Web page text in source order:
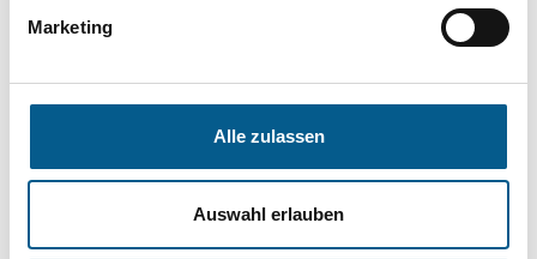
Marketing
Alle zulassen
Auswahl erlauben
Themen: Wissenschaft und Forschung
Themen: Menschen mit Behinderung
Themen: Kirchliche Zwecke
Themen: Heimatpflege
Stiftungstyp: Lokal tätige Stiftung